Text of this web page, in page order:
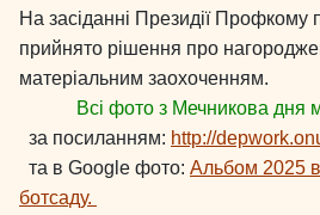
На засіданні Президії Профкому
прийнято рішення про
матеріальним заохоченням.
Всі фото з Мечникова дня
за посиланням: http://
та в Google фото: Альбом 2025
ботсаду.